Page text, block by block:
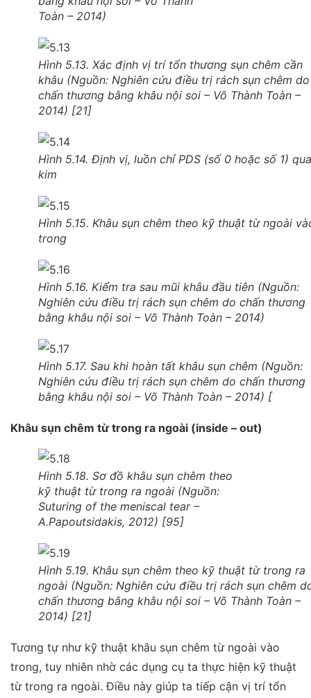
Toàn – 2014)
Hình 5.13. Xác định vị trí tổn thương sụn chêm cần
khâu (Nguồn: Nghiên cứu điều trị rách sụn chêm do
chấn thương bằng khâu nội soi – Võ Thành Toàn –
2014) [21]
Hình 5.14. Định vị, luồn chỉ PDS (số 0 hoặc số 1) qua
kim
Hình 5.15. Khâu sụn chêm theo kỹ thuật từ ngoài
trong
Hình 5.16. Kiểm tra sau mũi khâu đầu tiên (Nguồn:
Nghiên cứu điều trị rách sụn chêm do chấn thương
bằng khâu nội soi – Võ Thành Toàn – 2014)
Hình 5.17. Sau khi hoàn tất khâu sụn chêm (Nguồn:
Nghiên cứu điều trị rách sụn chêm do chấn thương
bằng khâu nội soi – Võ Thành Toàn – 2014) [
Khâu sụn chêm từ trong ra ngoài (inside – out)
Hình 5.18. Sơ đồ khâu sụn chêm theo
kỹ thuật từ trong ra ngoài (Nguồn:
Suturing of the meniscal tear –
A.Papoutsidakis, 2012) [95]
Hình 5.19. Khâu sụn chêm theo kỹ thuật từ trong ra
ngoài (Nguồn: Nghiên cứu điều trị rách sụn chêm
chấn thương bằng khâu nội soi – Võ Thành Toàn –
2014) [21]
Tương tự như kỹ thuật khâu sụn chêm từ ngoài vào
trong, tuy nhiên nhờ các dụng cụ ta thực hiện kỹ thuật
từ trong ra ngoài. Điều này giúp ta tiếp cận vị trí tổn